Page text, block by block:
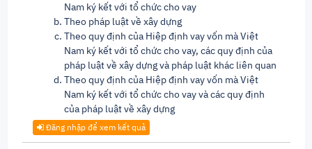
Nam ký kết với tổ chức cho vay
Theo pháp luật về xây dựng
Theo quy định của Hiệp định vay vốn mà Việt
Nam ký kết với tổ chức cho vay, các quy định của
pháp luật về xây dựng và pháp luật khác liên quan
Theo quy định của Hiệp định vay vốn mà Việt
Nam ký kết với tổ chức cho vay và các quy định
của pháp luật về xây dựng
Đăng nhập để xem kết quả